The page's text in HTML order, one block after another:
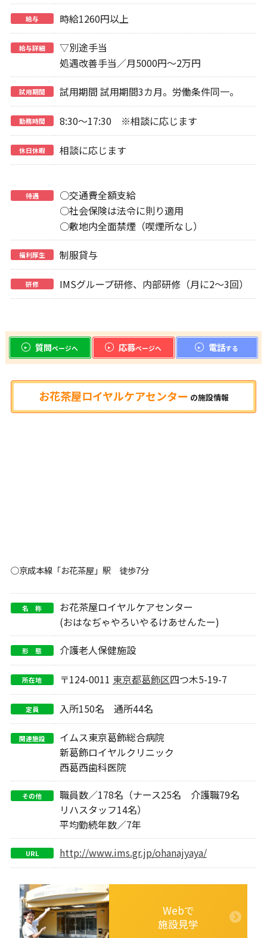
給与 時給1260円以上
給与詳細
▽別途手当
処遇改善手当／月5000円～2万円
試用期間 試用期間 試用期間3カ月。労働条件同一。
勤務時間 8:30～17:30 ※相談に応じます
休日休暇 相談に応じます
待遇
○交通費全額支給
○社会保険は法令に則り適用
○敷地内全面禁煙（喫煙所なし）
福利厚生 制服貸与
研修 IMSグループ研修、内部研修（月に2～3回）
質問ページへ 応募ページへ 電話する
お花茶屋ロイヤルケアセンター の施設情報
○京成本線「お花茶屋」駅 徒歩7分
名 称
お花茶屋ロイヤルケアセンター
(おはなぢゃやろいやるけあせんたー)
形 態 介護老人保健施設
所在地 〒124-0011 東京都葛飾区四つ木5-19-7
定員 入所150名 通所44名
関連施設
イムス東京葛飾総合病院
新葛飾ロイヤルクリニック
西葛西歯科医院
その他
職員数／178名（ナース25名 介護職79名
リハスタッフ14名）
平均勤続年数／7年
URL http://www.ims.gr.jp/ohanajyaya/
Webで
施設見学